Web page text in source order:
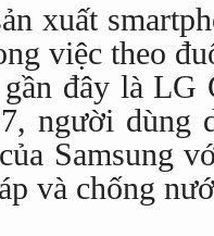
xuất
việc theo
đây là LG
người dùng
Samsung
và chống